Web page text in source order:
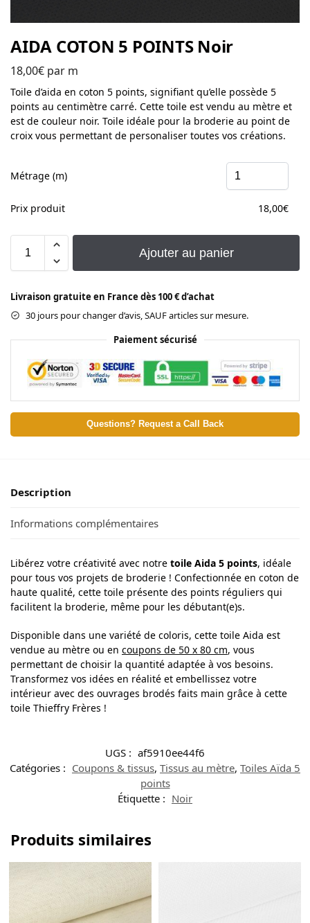
AIDA COTON 5 POINTS Noir
18,00€ par m
Toile d’aida en coton 5 points, signifiant qu’elle possède 5
points au centimètre carré. Cette toile est vendu au mètre et
est de couleur noir. Toile idéale pour la broderie au point de
croix vous permettant de personaliser toutes vos créations.
Métrage (m)
Prix produit 18,00€
Ajouter au panier
Livraison gratuite en France dès 100 € d’achat
30 jours pour changer d’avis, SAUF articles sur mesure.
Paiement sécurisé
Questions? Request a Call Back
Description
Informations complémentaires
Libérez votre créativité avec notre toile Aida 5 points, idéale
pour tous vos projets de broderie ! Confectionnée en coton de
haute qualité, cette toile présente des points réguliers qui
facilitent la broderie, même pour les débutant(e)s.
Disponible dans une variété de coloris, cette toile Aida est
vendue au mètre ou en coupons de 50 x 80 cm, vous
permettant de choisir la quantité adaptée à vos besoins.
Transformez vos idées en réalité et embellissez votre
intérieur avec des ouvrages brodés faits main grâce à cette
toile Thieffry Frères !
UGS : af5910ee44f6
Catégories : Coupons & tissus, Tissus au mètre, Toiles Aïda 5
points
Étiquette : Noir
Produits similaires